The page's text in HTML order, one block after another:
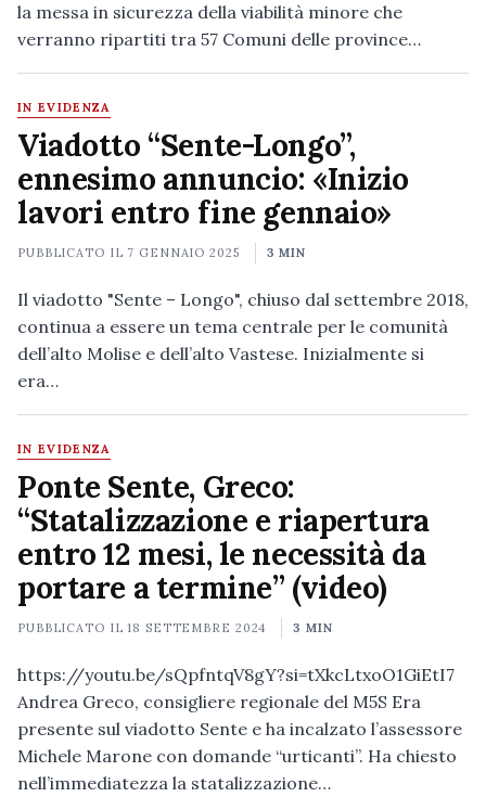
la messa in sicurezza della viabilità minore che
verranno ripartiti tra 57 Comuni delle province…
IN EVIDENZA
Viadotto “Sente-Longo”,
ennesimo annuncio: «Inizio
lavori entro fine gennaio»
PUBBLICATO IL 7 GENNAIO 2025 3 MIN
Il viadotto "Sente – Longo", chiuso dal settembre 2018,
continua a essere un tema centrale per le comunità
dell’alto Molise e dell’alto Vastese. Inizialmente si
era…
IN EVIDENZA
Ponte Sente, Greco:
“Statalizzazione e riapertura
entro 12 mesi, le necessità da
portare a termine” (video)
PUBBLICATO IL18 SETTEMBRE 2024 3 MIN
https://youtu.be/sQpfntqV8gY?si=tXkcLtxoO1GiEtI7
Andrea Greco, consigliere regionale del M5S Era
presente sul viadotto Sente e ha incalzato l’assessore
Michele Marone con domande “urticanti”. Ha chiesto
nell’immediatezza la statalizzazione…